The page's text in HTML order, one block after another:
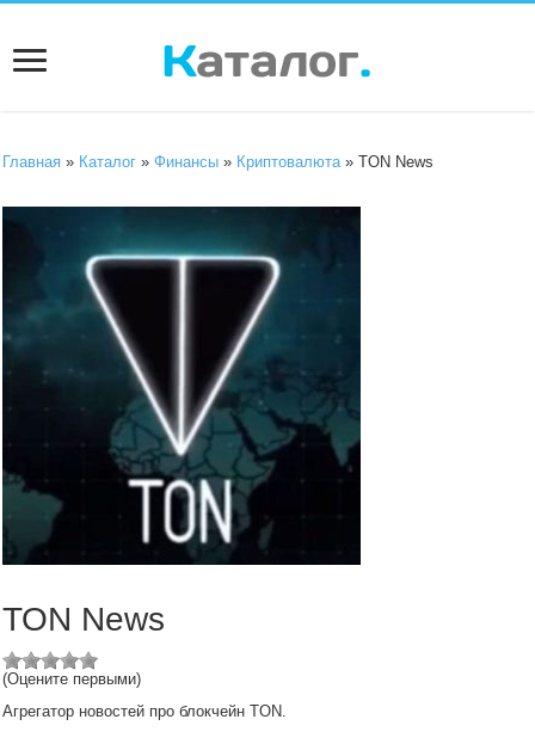
Главная » Каталог »Финансы » Криптовалюта » TON News
TON News
(Оцените первыми)
Агрегатор новостей про блокчейн TON.